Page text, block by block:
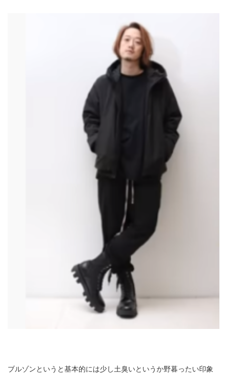
ブルゾンというと基本的には少し土臭いというか野暮ったい印象